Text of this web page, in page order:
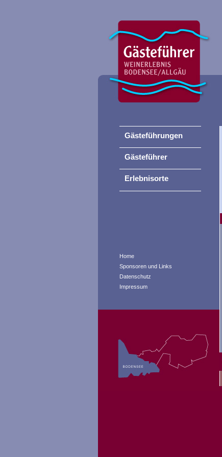
Home
Sponsoren und Links
Datenschutz
Impressum
Gästeführungen
Gästeführer
Erlebnisorte